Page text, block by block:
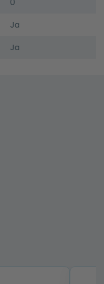
0
Ja
Ja